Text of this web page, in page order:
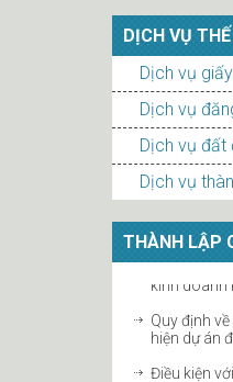
DỊCH VỤ
Dịch vụ
Dịch vụ
Dịch vụ đất
Dịch vụ
THÀNH LẬP
Quy định
hiện dự án
Điều kiện
doanh dịch